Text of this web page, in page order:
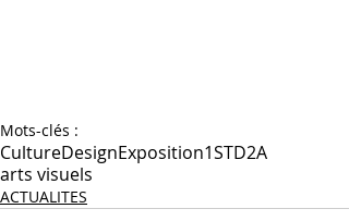
Mots-clés :
CultureDesignExposition1STD2A
arts visuels
ACTUALITES